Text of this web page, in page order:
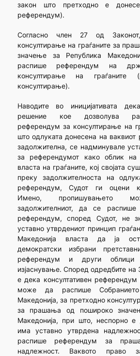
закон што претходно е
референдум).
Согласно член 27 од
консултирање на граѓаните за
значење за Република
распише референдум на
консултирање на граѓаните
консултирање).
Наводите во иницијативата
решение кое дозволува
референдум за консултирање на
што одлуката донесена на
задолжителна, се надминувале
за референдумот како облик на
власта на граѓаните, кој својата
преку задолжителноста на
референдум, Судот ги оцени
Имено, пропишувањето
задолжителниот, да се распише
референдум, според Судот, не
уставно утврдениот принцип
Македонија власта да ја
демократски избрани
референдум и други облици
изјаснување. Според одредбите на
е дека консултативен
може да распише
Македонија, за претходно
за прашања од пошироко
Македонија, при што, неспорно е
има уставно утврдена
распише референдум за
надлежност. Ваквото право